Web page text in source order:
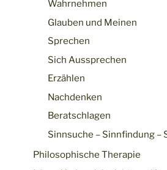
Wahrnehmen
Glauben und Meinen
Sprechen
Sich Aussprechen
Erzählen
Nachdenken
Beratschlagen
Sinnsuche – Sinnfindung –
Philosophische Therapie